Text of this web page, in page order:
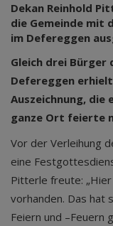
Dekan Reinhold
die Gemeinde mit
im Defereggen
Gleich drei Bürger
Defereggen
Auszeichnung, die
ganze Ort feierte
Vor der Verleihung
eine
Pitterle freute:
vorhanden. Das hat
Feiern und –Feuern